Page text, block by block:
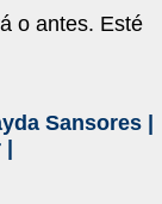
o antes. Esté
Sansores|
|